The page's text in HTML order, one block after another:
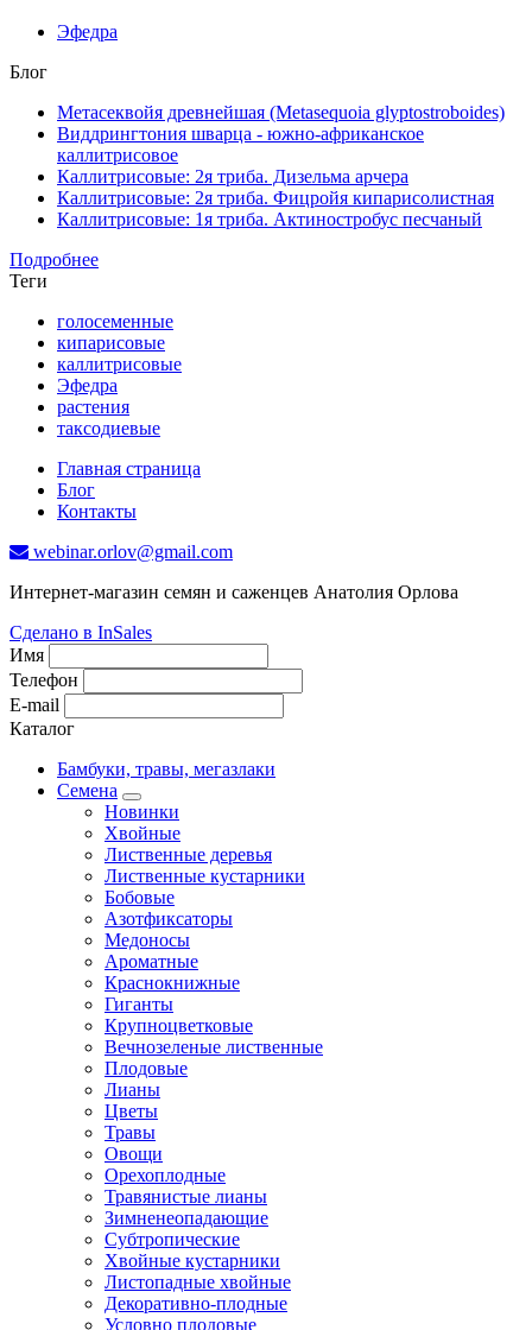
Эфедра
Блог
Метасеквойя древнейшая (Metasequoia glyptostroboides)
Виддрингтония шварца - южно-африканское
каллитрисовое
Каллитрисовые: 2я триба. Дизельма арчера
Каллитрисовые: 2я триба. Фицройя кипарисолистная
Каллитрисовые: 1я триба. Актиностробус песчаный
Подробнее
Теги
голосеменные
кипарисовые
каллитрисовые
Эфедра
растения
таксодиевые
Главная страница
Блог
Контакты
webinar.orlov@gmail.com
Интернет-магазин семян и саженцев Анатолия Орлова
Сделано в InSales
Имя
Телефон
E-mail
Каталог
Бамбуки, травы, мегазлаки
Семена
Новинки
Хвойные
Лиственные деревья
Лиственные кустарники
Бобовые
Азотфиксаторы
Медоносы
Ароматные
Краснокнижные
Гиганты
Крупноцветковые
Вечнозеленые лиственные
Плодовые
Лианы
Цветы
Травы
Овощи
Орехоплодные
Травянистые лианы
Зимненеопадающие
Субтропические
Хвойные кустарники
Листопадные хвойные
Декоративно-плодные
Условно плодовые